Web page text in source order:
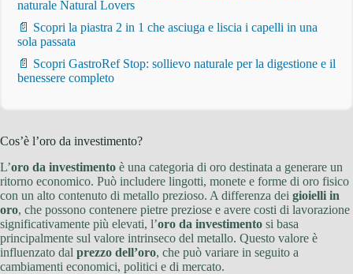
naturale Natural Lovers
📄 Scopri la piastra 2 in 1 che asciuga e liscia i capelli in una
sola passata
📄 Scopri GastroRef Stop: sollievo naturale per la digestione e il
benessere completo
Cos’è l’oro da investimento?
L’oro da investimento è una categoria di oro destinata a generare un
ritorno economico. Può includere lingotti, monete e forme di oro fisico
con un alto contenuto di metallo prezioso. A differenza dei gioielli in
oro, che possono contenere pietre preziose e avere costi di lavorazione
significativamente più elevati, l’oro da investimento si basa
principalmente sul valore intrinseco del metallo. Questo valore è
influenzato dal prezzo dell’oro, che può variare in seguito a
cambiamenti economici, politici e di mercato.